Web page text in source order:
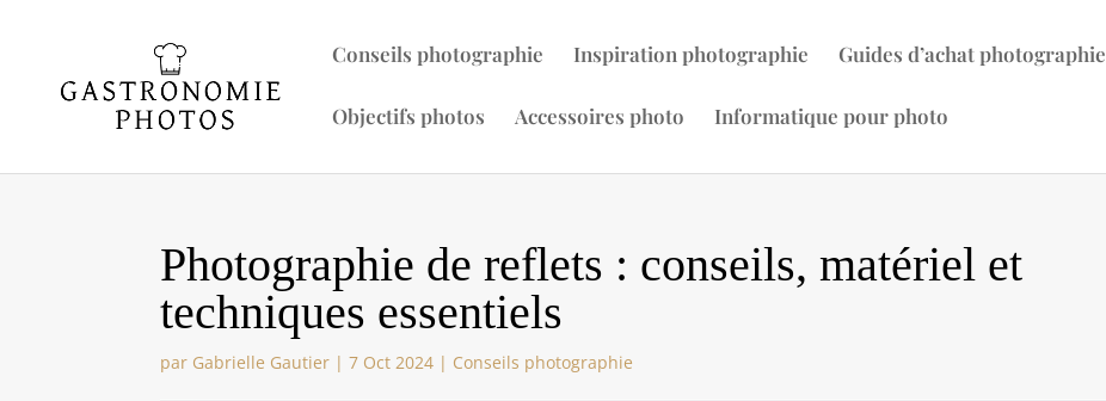
Conseils photographie Inspiration photographie Guides d’achat photographie
Objectifs photos Accessoires photo Informatique pour photo
Photographie de reflets : conseils, matériel et
techniques essentiels
par Gabrielle Gautier |7 Oct 2024 | Conseils photographie